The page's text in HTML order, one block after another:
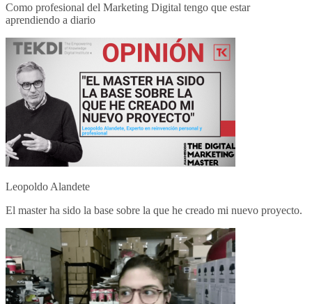
Como profesional del Marketing Digital tengo que estar
aprendiendo a diario
Leopoldo Alandete
El master ha sido la base sobre la que he creado mi nuevo proyecto.